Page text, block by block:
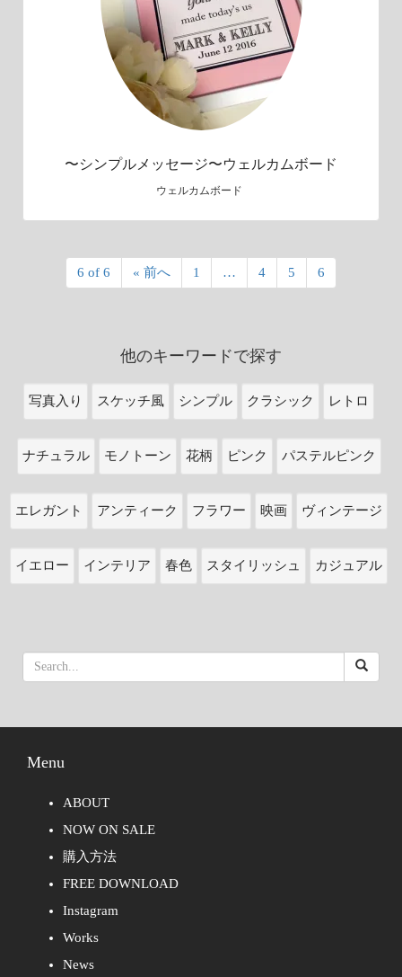
〜シンプルメッセージ〜ウェルカムボード
ウェルカムボード
6 of 6 « 前へ 1 … 4 5 6
他のキーワードで探す
写真入り スケッチ風 シンプル クラシック レトロ
ナチュラル モノトーン 花柄 ピンク パステルピンク
エレガント アンティーク フラワー 映画 ヴィンテージ
イエロー インテリア 春色 スタイリッシュ カジュアル
Menu
ABOUT
NOW ON SALE
購入方法
FREE DOWNLOAD
Instagram
Works
News